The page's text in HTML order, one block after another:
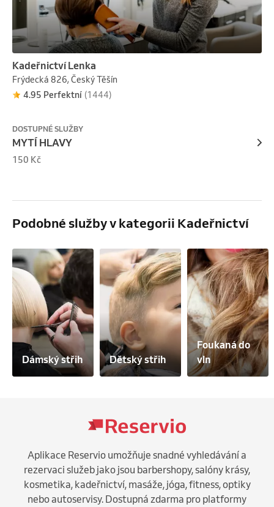
Kadeřnictví Lenka
Frýdecká 826, Český Těšín
4.95 Perfektní (1444)
DOSTUPNÉ SLUŽBY
MYTÍ HLAVY
150 Kč
Podobné služby v kategorii Kadeřnictví
Dámský střih Dětský střih
Foukaná do
vln
Aplikace Reservio umožňuje snadné vyhledávání a
rezervaci služeb jako jsou barbershopy, salóny krásy,
kosmetika, kadeřnictví, masáže, jóga, fitness, optiky
nebo autoservisy. Dostupná zdarma pro platformy